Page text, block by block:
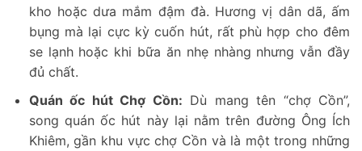
kho hoặc dưa mắm đậm đà. Hương vị dân dã, ấm
bụng mà lại cực kỳ cuốn hút, rất phù hợp cho đêm
se lạnh hoặc khi bữa ăn nhẹ nhàng nhưng vẫn đầy
đủ chất.
Quán ốc hút Chợ Cồn: Dù mang tên “chợ Cồn”,
song quán ốc hút này lại nằm trên đường Ông Ích
Khiêm, gần khu vực chợ Cồn và là một trong những